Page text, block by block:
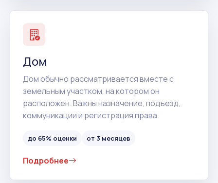
Дом
Дом обычно рассматривается вместе с
земельным участком, на котором он
расположен. Важны назначение, подъезд,
коммуникации и регистрация права.
до 65% оценки от 3 месяцев
Подробнее